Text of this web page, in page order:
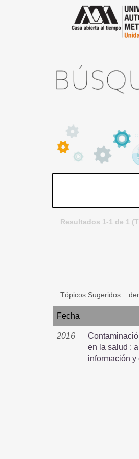
Resultados 1-1 de 1
Tópicos Sugeridos...
Fecha
2016
en la salud :
información